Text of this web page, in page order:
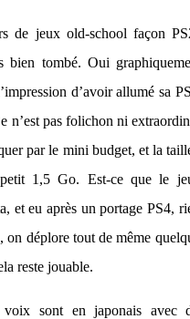
de jeux old-school façon
bien tombé. Oui
d’avoir allumé sa
n’est pas folichon ni
par le mini budget, et la
1,5 Go. Est-ce que le
et eu après un portage PS4,
on déplore tout de même
reste jouable.
sont en japonais avec